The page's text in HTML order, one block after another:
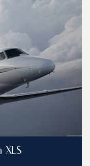
Autonomie (km)
XLS